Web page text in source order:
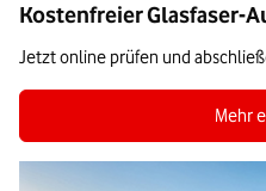
Kostenfreier Glasfaser-
Jetzt online prüfen und
Zur
Mehr